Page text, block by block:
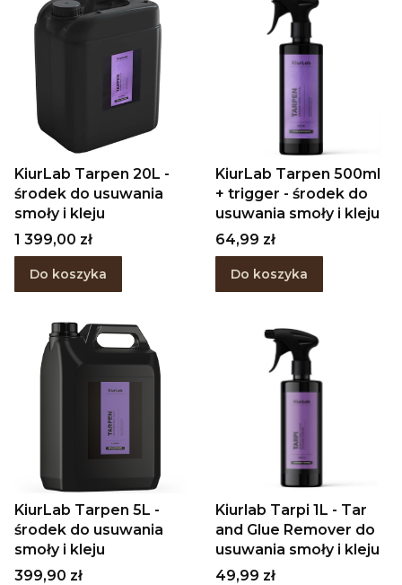
KiurLab Tarpen 20L -
środek do usuwania
smoły i kleju
Cena
1 399,00 zł
Do koszyka
KiurLab Tarpen 500ml
+ trigger - środek do
usuwania smoły i kleju
Cena
64,99 zł
Do koszyka
KiurLab Tarpen 5L -
środek do usuwania
smoły i kleju
Cena
399,90 zł
Kiurlab Tarpi 1L - Tar
and Glue Remover do
usuwania smoły i kleju
Cena
49,99 zł